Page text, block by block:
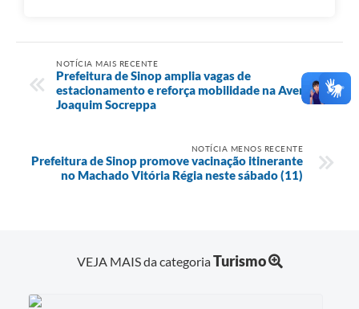
NOTÍCIA MAIS RECENTE
Prefeitura de Sinop amplia vagas de
estacionamento e reforça mobilidade na Avenida
Joaquim Socreppa
NOTÍCIA MENOS RECENTE
Prefeitura de Sinop promove vacinação itinerante
no Machado Vitória Régia neste sábado (11)
VEJA MAIS da categoriaTurismo